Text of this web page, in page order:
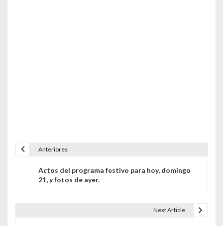
Anteriores
Actos del programa festivo para hoy, domingo
21, y fotos de ayer.
Next Article